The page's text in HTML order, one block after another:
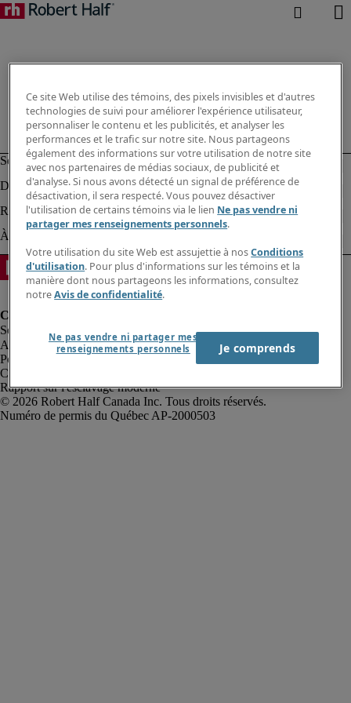
Alerte à la fraude
Politique de confidentialité
Conditions d’utilisation
Rapport sur l'esclavage moderne
Robert Half Canada Inc. Tous droits réservés.
Ce site Web utilise des témoins, des pixels invisibles et d'autres
technologies de suivi pour améliorer l'expérience utilisateur,
personnaliser le contenu et les publicités, et analyser les
performances et le trafic sur notre site. Nous partageons
également des informations sur votre utilisation de notre site
avec nos partenaires de médias sociaux, de publicité et
d'analyse. Si nous avons détecté un signal de préférence de
désactivation, il sera respecté. Vous pouvez désactiver
l'utilisation de certains témoins via le lien Ne pas vendre ni
partager mes renseignements personnels.
Votre utilisation du site Web est assujettie à nosConditions
d'utilisation. Pour plus d'informations sur les témoins et la
manière dont nous partageons les informations, consultez
notreAvis de confidentialité.
Ne pas vendre ni partager mes
renseignements personnels
Je comprends